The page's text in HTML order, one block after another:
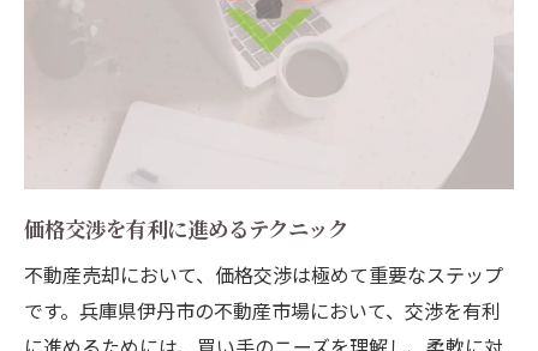
価格交渉を有利に進めるテクニック
不動産売却において、価格交渉は極めて重要なステップ
です。兵庫県伊丹市の不動産市場において、交渉を有利